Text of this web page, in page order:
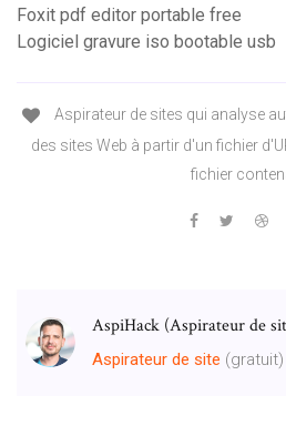
Foxit pdf editor portable free
Logiciel gravure iso bootable usb
Aspirateur de sites qui analyse
des sites Web à partir d'un fichier
fichier
AspiHack (Aspirateur de
Aspirateur de site (gratuit)